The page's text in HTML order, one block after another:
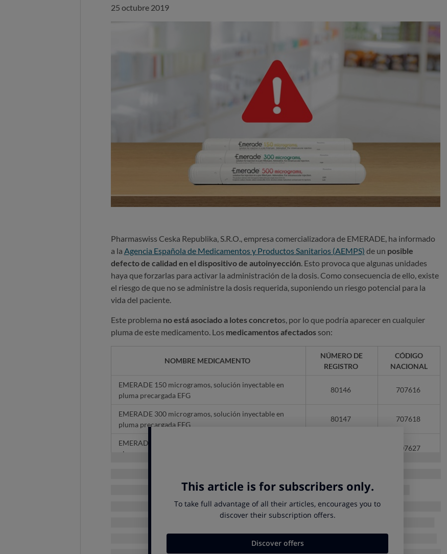
25 octubre 2019
Pharmaswiss Ceska Republika, S.R.O., empresa comercializadora de EMERADE, ha informado
a la Agencia Española de Medicamentos y Productos Sanitarios (AEMPS) de un posible
defecto de calidad en el dispositivo de autoinyección . Esto provoca que algunas unidades
haya que forzarlas para activar la administración de la dosis. Como consecuencia de ello, existe
el riesgo de que no se administre la dosis requerida, suponiendo un riesgo potencial para la
vida del paciente.
Este problema no está asociado a lotes concretos, por lo que podría aparecer en cualquier
pluma de este medicamento. Los medicamentos afectados son:
NOMBRE MEDICAMENTO
NÚMERO DE
REGISTRO
CÓDIGO
NACIONAL
EMERADE 150 microgramos, solución inyectable en
pluma precargada EFG
80146 707616
EMERADE 300 microgramos, solución inyectable en
pluma precargada EFG
80147 707618
EMERADE 500 microgramos, solución inyectable en
pluma precargada
707627
Como consecuencia de esto, AEMPS ha ordenado laretirada de todas las unidades de
Asimismo, y con la intención de que los usuarios dispongan de medicamentos sin este defecto